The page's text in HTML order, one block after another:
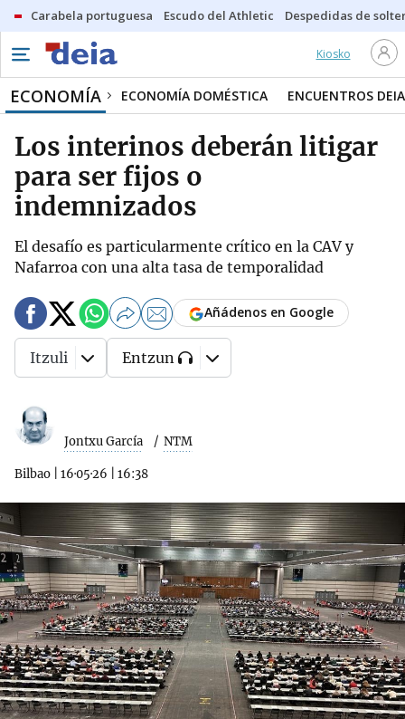
Carabela portuguesa Escudo del Athletic Despedidas de
Kiosko
ECONOMÍA ECONOMÍA DOMÉSTICA ENCUENTROS DEIA
Los interinos deberán litigar
para ser fijos o
indemnizados
El desafío es particularmente crítico en la CAV y
Nafarroa con una alta tasa de temporalidad
Jontxu García NTM
Bilbao 16·05·26 16:38
Añádenos en Google
Itzuli Entzun